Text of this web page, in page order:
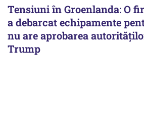
Tensiuni în Groenlanda: O
a debarcat echipamente
nu are aprobarea
Trump